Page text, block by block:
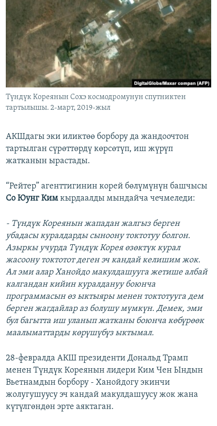
Түндүк Кореянын Сохэ космодромунун спутниктен
тартылышы. 2-март, 2019-жыл
АКШдагы эки иликтөө борбору да жандоочтон
тартылган сүрөттөрдү көрсөтүп, иш жүрүп
жатканын ырастады.
“Рейтер” агенттигинин корей бөлүмүнүн башчысы
Со Юунг Ким кырдаалды мындайча чечмеледи:
- Түндүк Кореянын жападан жалгыз берген
убадасы куралдарды сыноону токтотуу болгон.
Азыркы учурда Түндүк Корея өзөктүк курал
жасоону токтотот деген эч кандай келишим жок.
Ал эми алар Ханойдо макулдашууга жетише албай
калгандан кийин куралдануу боюнча
программасын өз ыктыяры менен токтотууга дем
берген жагдайлар аз болушу мүмкүн. Демек, эми
бул багытта иш уланып жатканы боюнча көбүрөөк
маалыматтарды көрүшүбүз ыктымал.
28-февралда АКШ президенти Дональд Трамп
менен Түндүк Кореянын лидери Ким Чен Ындын
Вьетнамдын борбору - Ханойдогу экинчи
жолугушуусу эч кандай макулдашуусу жок жана
күтүлгөндөн эрте аяктаган.